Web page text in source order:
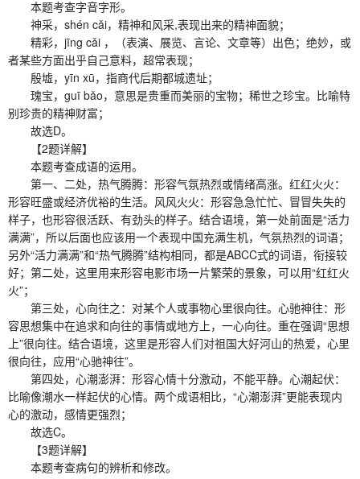
本题考查字音字形。
神采，shén cǎi，精神和风采,表现出来的精神面貌；
精彩，jīng cǎi ，（表演、展览、言论、文章等）出色；绝妙，或
者某些方面出乎自己意料，超常表现；
殷墟，yīn xū，指商代后期都城遗址；
瑰宝，guī bǎo，意思是贵重而美丽的宝物；稀世之珍宝。比喻特
别珍贵的精神财富；
故选D。
【2题详解】
本题考查成语的运用。
第一、二处，热气腾腾：形容气氛热烈或情绪高涨。红红火火：
形容旺盛或经济优裕的生活。风风火火：形容急急忙忙、冒冒失失的
样子，也形容很活跃、有劲头的样子。结合语境，第一处前面是“活力
满满”，所以后面也应该用一个表现中国充满生机，气氛热烈的词语；
另外“活力满满”和“热气腾腾”结构相同，都是ABCC式的词语，衔接较
好；第二处，这里用来形容电影市场一片繁荣的景象，可以用“红红火
火”；
第三处，心向往之：对某个人或事物心里很向往。心驰神往：形
容思想集中在追求和向往的事情或地方上，一心向往。重在强调“思想
上”很向往。结合语境，这里是形容人们对祖国大好河山的热爱，心里
很向往，应用“心驰神往”。
第四处，心潮澎湃：形容心情十分激动，不能平静。心潮起伏：
比喻像潮水一样起伏的心情。两个成语相比，“心潮澎湃”更能表现内
心的激动，感情更强烈；
故选C。
【3题详解】
本题考查病句的辨析和修改。